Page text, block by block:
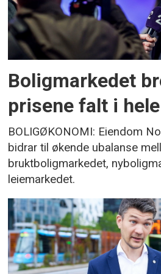
Boligmarkedet
prisene falt i
BOLIGØKONOMI: Eiendom
bidrar til økende ubalanse
bruktboligmarkedet,
leiemarkedet.